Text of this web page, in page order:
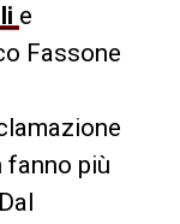
e
Fassone
fanno più